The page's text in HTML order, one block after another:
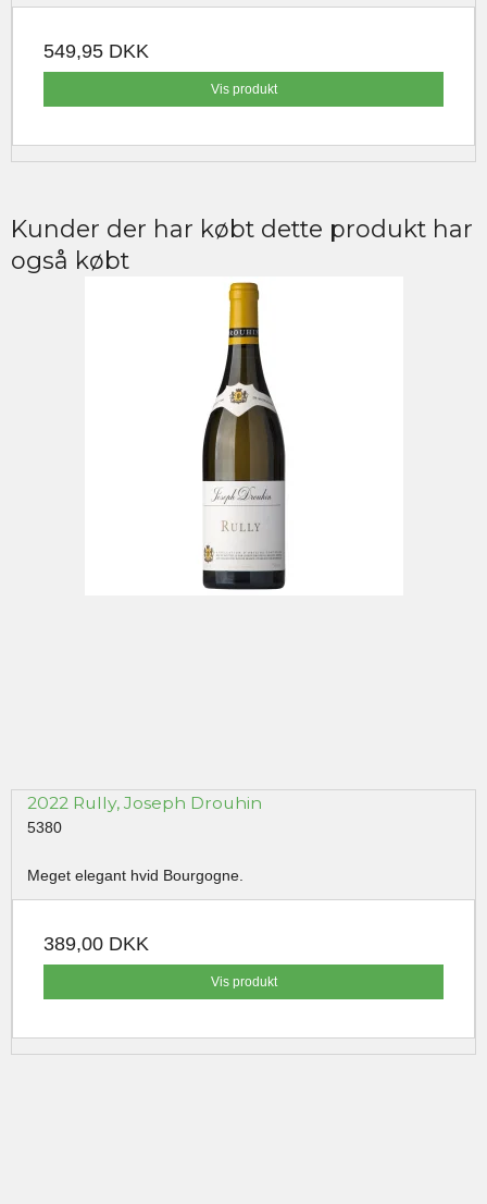
549,95 DKK
Vis produkt
Kunder der har købt dette produkt har
også købt
2022 Rully, Joseph Drouhin
5380
Meget elegant hvid Bourgogne.
389,00 DKK
Vis produkt